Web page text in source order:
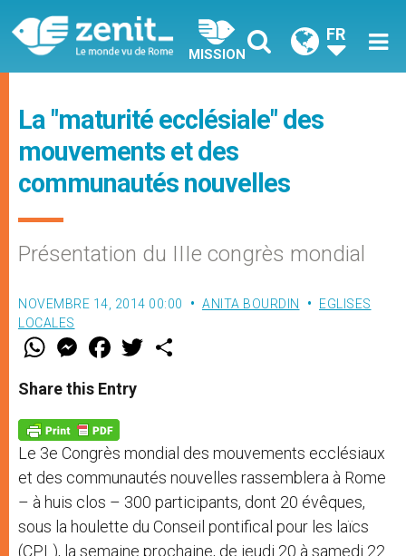
MISSION
FR
La "maturité ecclésiale" des
mouvements et des
communautés nouvelles
Présentation du IIIe congrès mondial
NOVEMBRE 14, 2014 00:00 ANITA BOURDIN
EGLISES
LOCALES
W
t
s
p
p
M
e
s
e
g
e
r
F
a
e
b
o
k
w
Share this Entry
Le 3e Congrès mondial des mouvements ecclésiaux
et des communautés nouvelles rassemblera à Rome
– à huis clos – 300 participants, dont 20 évêques,
sous la houlette du Conseil pontifical pour les laïcs
(CPL), la semaine prochaine, de jeudi 20 à samedi 22